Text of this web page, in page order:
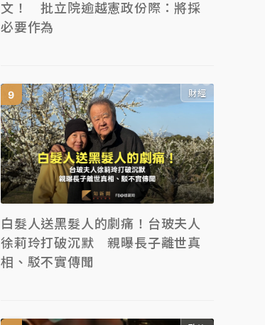
文！ 批立院逾越憲政份際：將採
必要作為
財經
白髮人送黑髮人的劇痛！台玻夫人
徐莉玲打破沉默 親曝長子離世真
相、駁不實傳聞